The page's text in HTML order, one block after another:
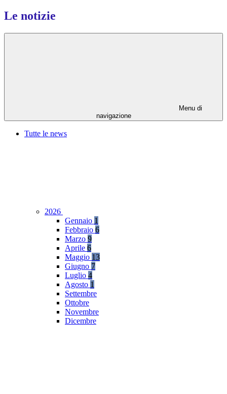
Le notizie
Menu di
navigazione
Tutte le news
2026
Gennaio 1
Febbraio 6
Marzo 9
Aprile 6
Maggio 13
Giugno 7
Luglio 4
Agosto 1
Settembre
Ottobre
Novembre
Dicembre